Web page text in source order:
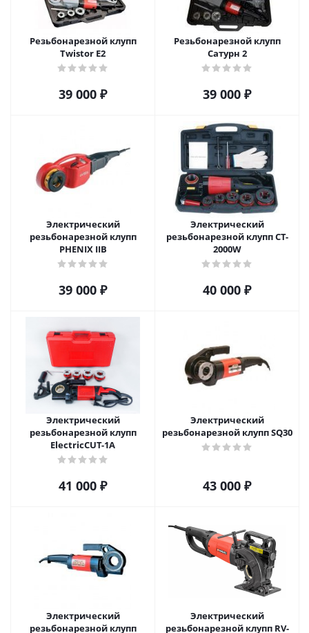
Резьбонарезной клупп
Twistor E2
39 000 ₽
Резьбонарезной клупп
Сатурн 2
39 000 ₽
Электрический
резьбонарезной клупп
PHENIX IIB
39 000 ₽
Электрический
резьбонарезной клупп CT-
2000W
40 000 ₽
Электрический
резьбонарезной клупп
ElectricCUT-1A
41 000 ₽
Электрический
резьбонарезной клупп SQ30
43 000 ₽
Электрический
резьбонарезной клупп
Электрический
резьбонарезной клупп RV-